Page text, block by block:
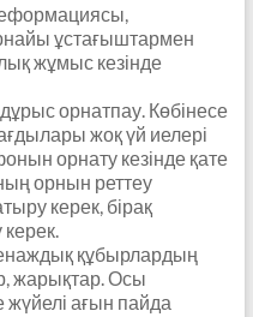
ұстағыштармен
жұмыс кезінде
орнатпау. Көбінесе
жоқ үй иелері
орнату кезінде қате
орнын реттеу
керек, бірақ
құбырлардың
жарықтар. Осы
ағын пайда